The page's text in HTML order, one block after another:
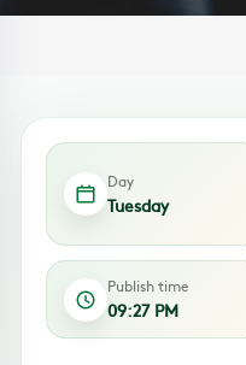
Day
Tuesday
Publish time
09:27 PM